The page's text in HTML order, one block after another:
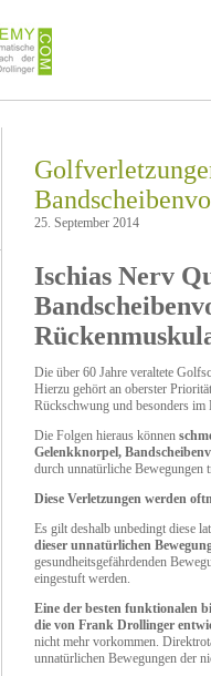
25. September 2014
Ischias Nerv
Die über 60 Jahre veraltete
Hierzu gehört an oberster
Rückschwung und besonders
Die Folgen hieraus können
Gelenkknorpel,
durch unnatürliche Bewegungen
Diese Verletzungen werden
Es gilt deshalb unbedingt diese
dieser unnatürlichen
gesundheitsgefährdenden
eingestuft werden.
Eine der besten funktionalen
die von Frank Drollinger
nicht mehr vorkommen.
unnatürlichen Bewegungen der